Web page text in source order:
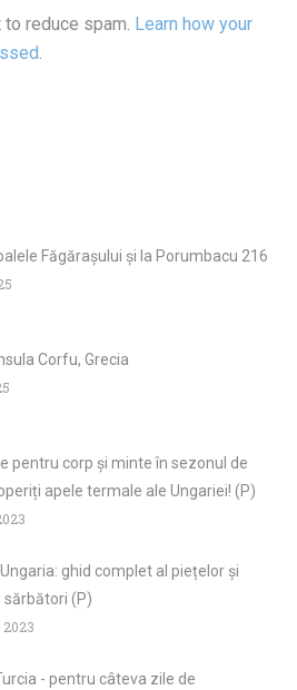
reduce spam. Learn how your
.
Făgărașului și la Porumbacu 216
Corfu, Grecia
pentru corp și minte în sezonul de
apele termale ale Ungariei! (P)
ghid complet al piețelor și
(P)
2023
- pentru câteva zile de